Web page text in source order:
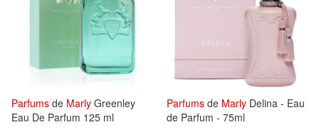
Parfums de Marly Greenley
Eau De Parfum 125 ml
Parfums de Marly Delina - Eau
de Parfum - 75ml